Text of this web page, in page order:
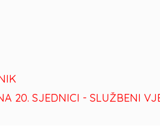
20. SJEDNICI - SLUŽBENI